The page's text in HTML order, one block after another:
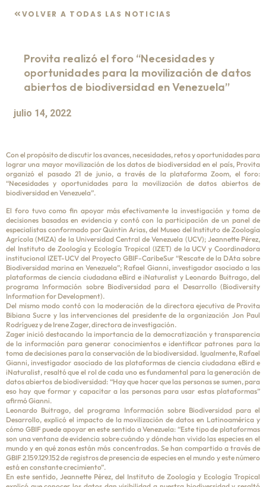
VOLVER A TODAS LAS NOTICIAS
Provita realizó el foro “Necesidades y
oportunidades para la movilización de datos
abiertos de biodiversidad en Venezuela”
julio 14, 2022
Con el propósito de discutir los avances, necesidades, retos y oportunidades para
lograr una mayor movilización de los datos de biodiversidad en el país, Provita
organizó el pasado 21 de junio, a través de la plataforma Zoom, el foro:
“Necesidades y oportunidades para la movilización de datos abiertos de
biodiversidad en Venezuela”.
El foro tuvo como fin apoyar más efectivamente la investigación y toma de
decisiones basadas en evidencia y contó con la participación de un panel de
especialistas conformado por Quintin Arias, del Museo del Instituto de Zoología
Agrícola (MIZA) de la Universidad Central de Venezuela (UCV); Jeannette Pérez,
del Instituto de Zoología y Ecología Tropical (IZET) de la UCV y Coordinadora
institucional IZET-UCV del Proyecto GBIF-CaribeSur “Rescate de la DAta sobre
Biodiversidad marina en Venezuela”; Rafael Gianni, investigador asociado a las
plataformas de ciencia ciudadana eBird e iNaturalist y Leonardo Buitrago, del
programa Información sobre Biodiversidad para el Desarrollo (Biodiversity
Information for Development).
Del mismo modo contó con la moderación de la directora ejecutiva de Provita
Bibiana Sucre y las intervenciones del presidente de la organización Jon Paul
Rodríguez y de Irene Zager, directora de investigación.
Zager inició destacando la importancia de la democratización y transparencia
de la información para generar conocimientos e identificar patrones para la
toma de decisiones para la conservación de la biodiversidad. Igualmente, Rafael
Gianni, investigador asociado de las plataformas de ciencia ciudadana eBird e
iNaturalist, resaltó que el rol de cada uno es fundamental para la generación de
datos abiertos de biodiversidad: “Hay que hacer que las personas se sumen, para
eso hay que formar y capacitar a las personas para usar estas plataformas”
afirmó Gianni.
Leonardo Buitrago, del programa Información sobre Biodiversidad para el
Desarrollo, explicó el impacto de la movilización de datos en Latinoamérica y
cómo GBIF puede apoyar en este sentido a Venezuela: “Este tipo de plataformas
son una ventana de evidencia sobre cuándo y dónde han vivido las especies en el
mundo y en qué zonas están más concentradas. Se han compartido a través de
GBIF 2.159.129.152 de registros de presencia de especies en el mundo y este número
está en constante crecimiento”.
En este sentido, Jeannette Pérez, del Instituto de Zoología y Ecología Tropical